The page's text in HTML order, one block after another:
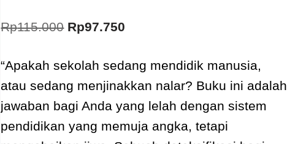
Rp115.000 Rp97.750
“Apakah sekolah sedang mendidik manusia,
atau sedang menjinakkan nalar? Buku ini adalah
jawaban bagi Anda yang lelah dengan sistem
pendidikan yang memuja angka, tetapi